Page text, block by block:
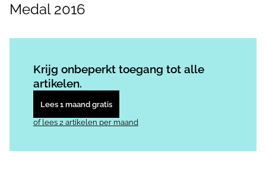
Medal 2016
Krijg onbeperkt toegang tot alle
artikelen.
Lees 1 maand gratis
of lees 2 artikelen per maand